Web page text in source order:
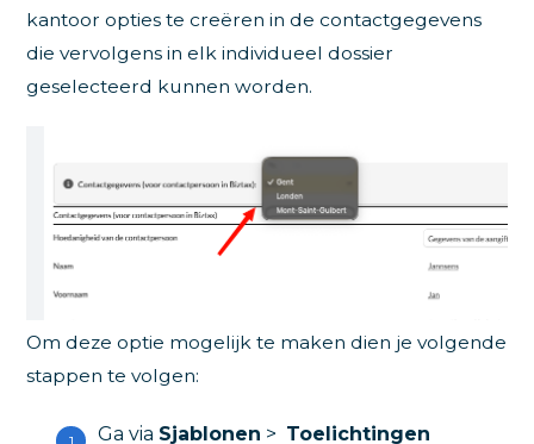
kantoor opties te creëren in de contactgegevens
die vervolgens in elk individueel dossier
geselecteerd kunnen worden.
Om deze optie mogelijk te maken dien je volgende
stappen te volgen:
Ga via Sjablonen > Toelichtingen